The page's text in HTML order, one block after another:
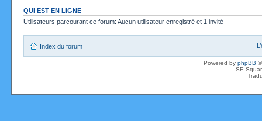
QUI EST EN LIGNE
Utilisateurs parcourant ce forum: Aucun utilisateur enregistré et 1 invité
Index du forum
Powered by phpBB
SE